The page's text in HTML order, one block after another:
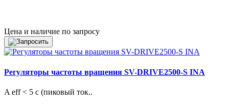
Цена и наличие по запросу
Регуляторы частоты вращения SV-DRIVE2500-S INA
A eff < 5 с (пиковый ток..